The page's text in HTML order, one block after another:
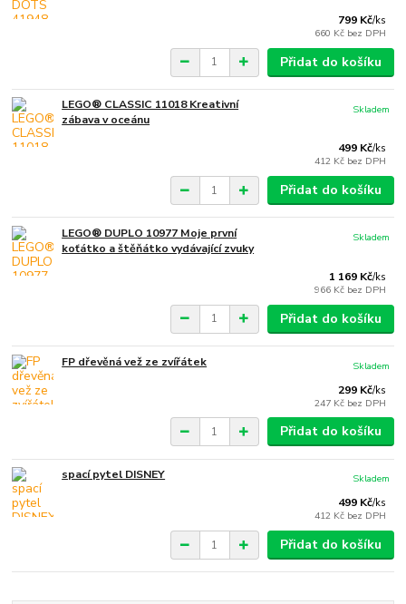
799 Kč/ks
660 Kč bez DPH
Přidat do košíku
LEGO® CLASSIC 11018 Kreativní
zábava v oceánu
499 Kč/ks
412 Kč bez DPH
Skladem
Přidat do košíku
LEGO® DUPLO 10977 Moje první
koťátko a štěňátko vydávající zvuky
1 169 Kč/ks
966 Kč bez DPH
Skladem
Přidat do košíku
FP dřevěná vež ze zvířátek
299 Kč/ks
247 Kč bez DPH
Skladem
Přidat do košíku
spací pytel DISNEY
499 Kč/ks
412 Kč bez DPH
Skladem
Přidat do košíku